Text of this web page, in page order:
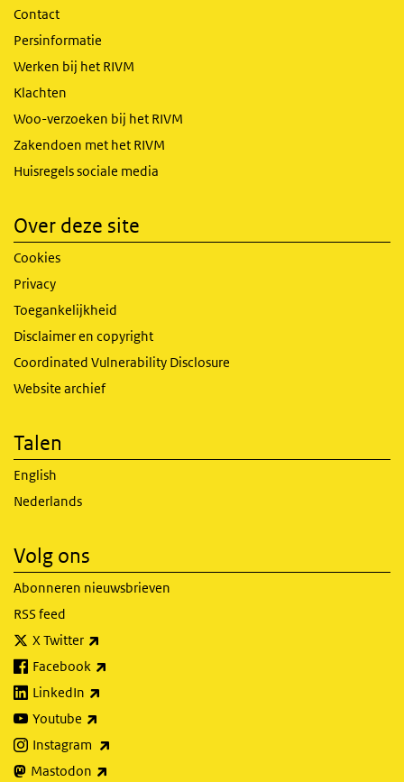
Contact
Persinformatie
Werken bij het RIVM
Klachten
Woo-verzoeken bij het RIVM
Zakendoen met het RIVM
Huisregels sociale media
Over deze site
Cookies
Privacy
Toegankelijkheid
Disclaimer en copyright
Coordinated Vulnerability Disclosure
Website archief
Talen
English
Nederlands
Volg ons
Abonneren nieuwsbrieven
RSS feed
X Twitter
Facebook
LinkedIn
Youtube
Instagram
Mastodon